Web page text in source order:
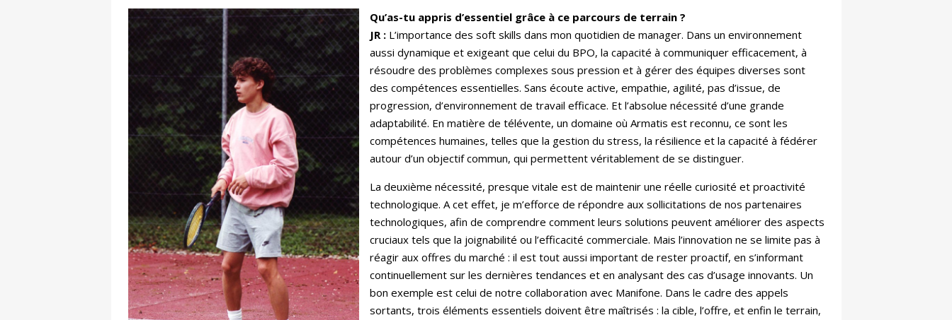
Qu’as-tu appris d’essentiel grâce à ce parcours de terrain ?
JR : L’importance des soft skills dans mon quotidien de manager. Dans un environnement
aussi dynamique et exigeant que celui du BPO, la capacité à communiquer efficacement, à
résoudre des problèmes complexes sous pression et à gérer des équipes diverses sont
des compétences essentielles. Sans écoute active, empathie, agilité, pas d’issue, de
progression, d’environnement de travail efficace. Et l’absolue nécessité d’une grande
adaptabilité. En matière de télévente, un domaine où Armatis est reconnu, ce sont les
compétences humaines, telles que la gestion du stress, la résilience et la capacité à fédérer
autour d’un objectif commun, qui permettent véritablement de se distinguer.
La deuxième nécessité, presque vitale est de maintenir une réelle curiosité et proactivité
technologique. A cet effet, je m’efforce de répondre aux sollicitations de nos partenaires
technologiques, afin de comprendre comment leurs solutions peuvent améliorer des aspects
cruciaux tels que la joignabilité ou l’efficacité commerciale. Mais l’innovation ne se limite pas à
réagir aux offres du marché : il est tout aussi important de rester proactif, en s’informant
continuellement sur les dernières tendances et en analysant des cas d’usage innovants. Un
bon exemple est celui de notre collaboration avec Manifone. Dans le cadre des appels
sortants, trois éléments essentiels doivent être maîtrisés : la cible, l’offre, et enfin le terrain,